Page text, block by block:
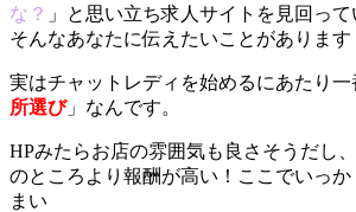
な？ 」と思い立ち求人サイトを見回っ
そんなあなたに伝えたいことがあります
実はチャットレディを始めるにあたり一
所選び」なんです。
HPみたらお店の雰囲気も良さそうだし
のところより報酬が高い！ここでいっ
まい